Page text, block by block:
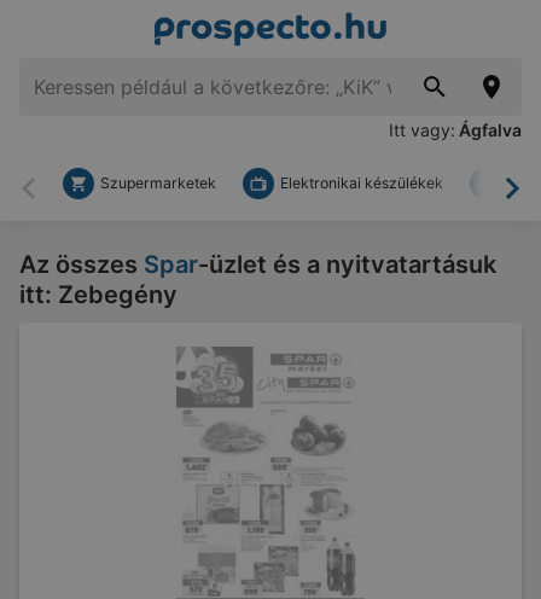
Itt vagy: Ágfalva
Vissza
Szupermarketek Elektronikai készülékek
Az összes Spar-üzlet és a nyitvatartásuk
itt: Zebegény